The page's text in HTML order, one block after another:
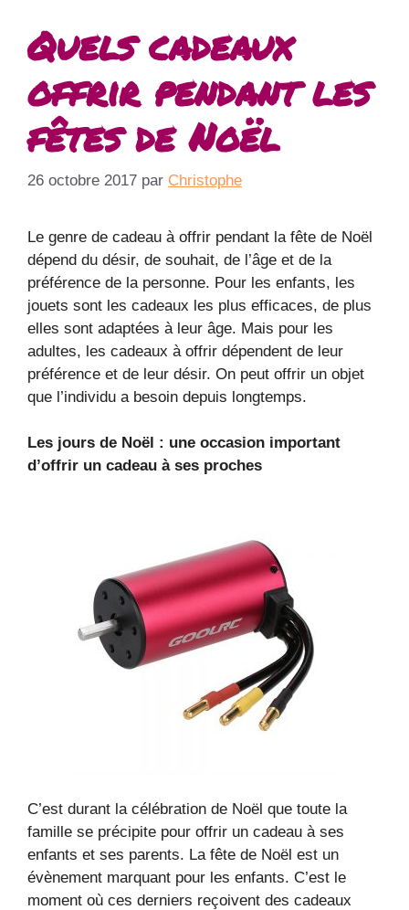
Quels cadeaux
offrir pendant les
fêtes de Noël
26 octobre 2017 par Christophe
Le genre de cadeau à offrir pendant la fête de Noël
dépend du désir, de souhait, de l’âge et de la
préférence de la personne. Pour les enfants, les
jouets sont les cadeaux les plus efficaces, de plus
elles sont adaptées à leur âge. Mais pour les
adultes, les cadeaux à offrir dépendent de leur
préférence et de leur désir. On peut offrir un objet
que l’individu a besoin depuis longtemps.
Les jours de Noël : une occasion important
d’offrir un cadeau à ses proches
C’est durant la célébration de Noël que toute la
famille se précipite pour offrir un cadeau à ses
enfants et ses parents. La fête de Noël est un
évènement marquant pour les enfants. C’est le
moment où ces derniers reçoivent des cadeaux